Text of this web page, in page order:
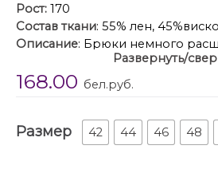
Рост: 170
Состав ткани: 55% лен,
Описание: Брюки немного
притачном, отстроченном
карманами в боковых швах.
Развернуть/
168.00 бел.руб.
Размер 42 44 46 48